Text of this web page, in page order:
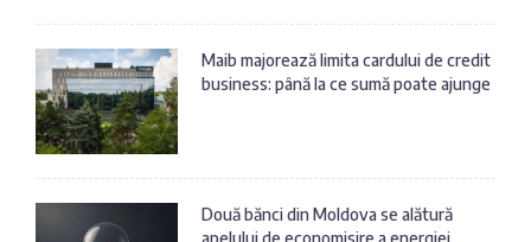
Maib majorează limita cardului de credit
business: până la ce sumă poate ajunge
Două bănci din Moldova se alătură
apelului de economisire a energiei